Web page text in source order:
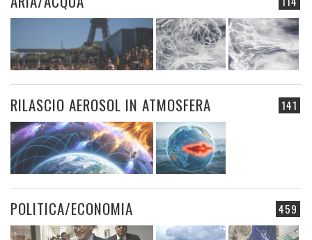
141
RILASCIO AEROSOL IN ATMOSFERA
459
POLITICA/ECONOMIA